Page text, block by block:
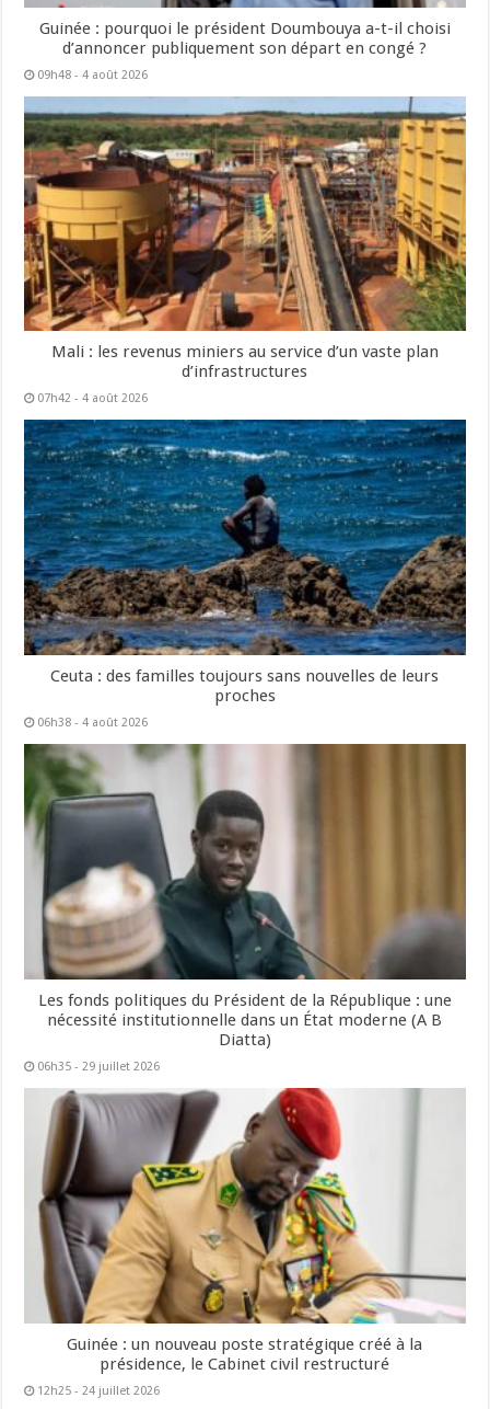
Guinée : pourquoi le président Doumbouya a-t-il choisi
d’annoncer publiquement son départ en congé ?
09h48 - 4 août 2026
Mali : les revenus miniers au service d’un vaste plan
d’infrastructures
07h42 - 4 août 2026
Ceuta : des familles toujours sans nouvelles de leurs
proches
06h38 - 4 août 2026
Les fonds politiques du Président de la République : une
nécessité institutionnelle dans un État moderne (A B
Diatta)
06h35 - 29 juillet 2026
Guinée : un nouveau poste stratégique créé à la
présidence, le Cabinet civil restructuré
12h25 - 24 juillet 2026